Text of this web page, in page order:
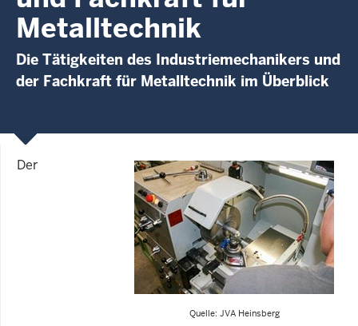
Metalltechnik
Die Tätigkeiten des Industriemechanikers und
der Fachkraft für Metalltechnik im Überblick
Quelle: JVA Heinsberg
Der